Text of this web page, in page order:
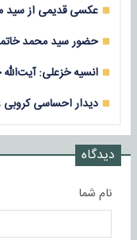
عکسی قدیمی از سید
حضور سید محمد
انسیه خزعلی:
دیدار احساسی
دیدگاه
نام شما